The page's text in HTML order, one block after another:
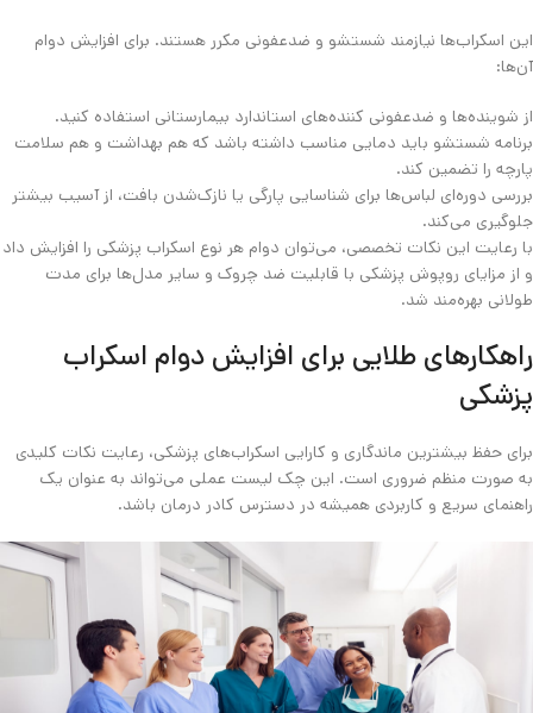
این اسکراب‌ها نیازمند شستشو و ضدعفونی مکرر هستند. برای افزایش دوام
آن‌ها:
از شوینده‌ها و ضدعفونی‌ کننده‌های استاندارد بیمارستانی استفاده کنید.
برنامه شستشو باید دمایی مناسب داشته باشد که هم بهداشت و هم سلامت
پارچه را تضمین کند.
بررسی دوره‌ای لباس‌ها برای شناسایی پارگی یا نازک‌شدن بافت، از آسیب بیشتر
جلوگیری می‌کند.
با رعایت این نکات تخصصی، می‌توان دوام هر نوع اسکراب پزشکی را افزایش داد
و از مزایای روپوش پزشکی با قابلیت ضد چروک و سایر مدل‌ها برای مدت
طولانی بهره‌مند شد.
راهکارهای طلایی برای افزایش دوام اسکراب
پزشکی
برای حفظ بیشترین ماندگاری و کارایی اسکراب‌های پزشکی، رعایت نکات کلیدی
به‌ صورت منظم ضروری است. این چک‌ لیست عملی می‌تواند به عنوان یک
راهنمای سریع و کاربردی همیشه در دسترس کادر درمان باشد.